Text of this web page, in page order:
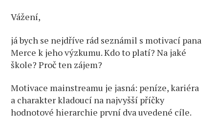
Vážení,
já bych se nejdříve rád seznámil s motivací pana
Merce k jeho výzkumu. Kdo to platí? Na jaké
škole? Proč ten zájem?
Motivace mainstreamu je jasná: peníze, kariéra
a charakter kladoucí na najvyšší příčky
hodnotové hierarchie první dva uvedené cíle.